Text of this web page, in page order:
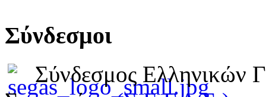
Σύνδεσμοι
Σύνδεσμος Ελληνικών